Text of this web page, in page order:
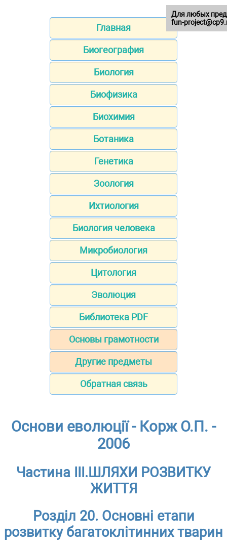
Главная
Биогеография
Биология
Биофизика
Биохимия
Ботаника
Генетика
Зоология
Ихтиология
Биология человека
Микробиология
Цитология
Эволюция
Библиотека PDF
Основы грамотности
Другие предметы
Обратная связь
Основи еволюції - Корж О.П. -
2006
Частина III.ШЛЯХИ РОЗВИТКУ
ЖИТТЯ
Розділ 20. Основні етапи
розвитку багатоклітинних тварин
Для любых
fun-